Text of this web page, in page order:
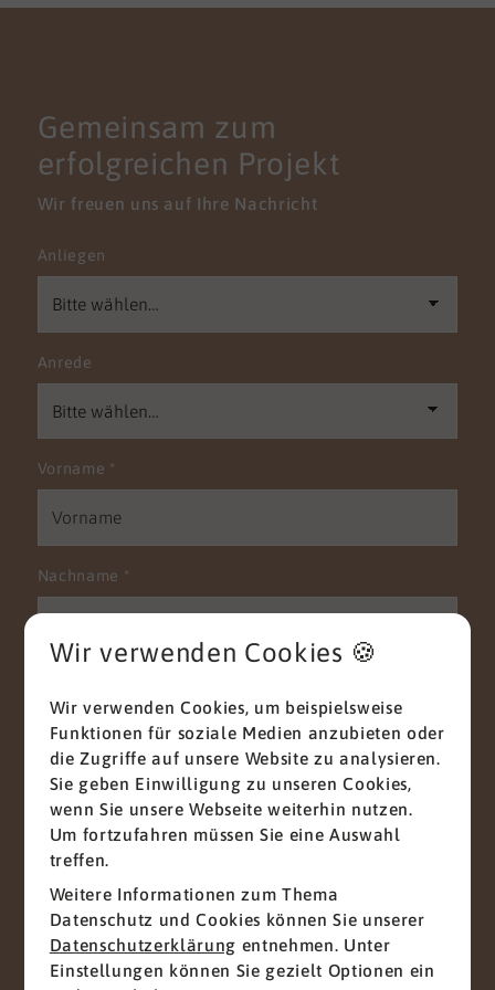
Gemeinsam zum
erfolgreichen Projekt
Wir freuen uns auf Ihre Nachricht
Anliegen
Anrede
Vorname *
Nachname *
Telefon
Nachricht
Wir verwenden Cookies 🍪
Wir verwenden Cookies, um beispielsweise
Funktionen für soziale Medien anzubieten oder
die Zugriffe auf unsere Website zu analysieren.
Sie geben Einwilligung zu unseren Cookies,
wenn Sie unsere Webseite weiterhin nutzen.
Um fortzufahren müssen Sie eine Auswahl
treffen.
Weitere Informationen zum Thema
Datenschutz und Cookies können Sie unserer
Datenschutzerklärung entnehmen. Unter
Einstellungen können Sie gezielt Optionen ein